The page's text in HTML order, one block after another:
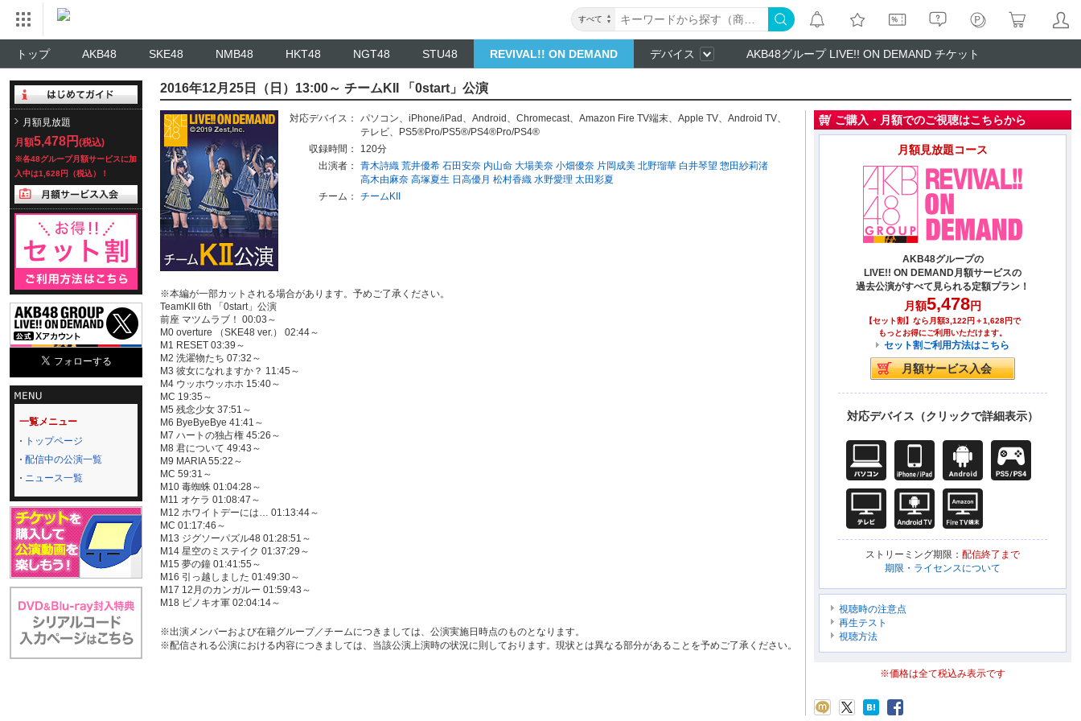
すべて
トップ AKB48 SKE48 NMB48 HKT48 NGT48 STU48 REVIVAL!! ON DEMAND デバイス AKB48グループ LIVE!! ON DEMAND チケット
月額見放題
月額5,478円 (税込)
※各48グループ月額サービスに加
入中は1,628円（税込）！
一覧メニュー
トップページ
配信中の公演一覧
ニュース一覧
2016年12月25日（日）13:00～ チームKII 「0start」公演
対応デバイス： パソコン、 iPhone/iPad 、 Android 、 Chromecast、 Amazon Fire TV端末、 Apple TV、 Android TV、
テレビ、
PS5®Pro/PS5®/PS4®Pro/PS4®
収録時間：
120分
出演者：
青木詩織 荒井優希 石田安奈 内山命 大場美奈 小畑優奈 片岡成美 北野瑠華 白井琴望 惣田紗莉渚
高木由麻奈 高塚夏生 日高優月 松村香織 水野愛理 太田彩夏
チーム：
チームKII
※本編が一部カットされる場合があります。予めご了承ください。
TeamKII 6th 「0start」公演
前座 マツムラブ！ 00:03～
M0 overture （SKE48 ver.） 02:44～
M1 RESET 03:39～
M2 洗濯物たち 07:32～
M3 彼女になれますか？ 11:45～
M4 ウッホウッホホ 15:40～
MC 19:35～
M5 残念少女 37:51～
M6 ByeByeBye 41:41～
M7 ハートの独占権 45:26～
M8 君について 49:43～
M9 MARIA 55:22～
MC 59:31～
M10 毒蜘蛛 01:04:28～
M11 オケラ 01:08:47～
M12 ホワイトデーには… 01:13:44～
MC 01:17:46～
M13 ジグソーパズル48 01:28:51～
M14 星空のミステイク 01:37:29～
M15 夢の鐘 01:41:55～
M16 引っ越しました 01:49:30～
M17 12月のカンガルー 01:59:43～
M18 ピノキオ軍 02:04:14～
※出演メンバーおよび在籍グループ／チームにつきましては、公演実施日時点のものとなります。
※配信される公演における内容につきましては、当該公演上演時の状況に則しております。現状とは異なる部分があることを予めご了承ください。
ご購入・月額でのご視聴はこちらから
月額見放題コース
AKB48グループの
LIVE!! ON DEMAND月額サービスの
過去公演がすべて見られる定額プラン！
月額5,478円
【セット割】なら月額3,122円＋1,628円で
もっとお得にご利用いただけます。
セット割ご利用方法はこちら
対応デバイス（クリックで詳細表示）
ストリーミング期限： 配信終了まで
期限・ライセンスについて
視聴時の注意点
再生テスト
視聴方法
※価格は全て税込み表示です